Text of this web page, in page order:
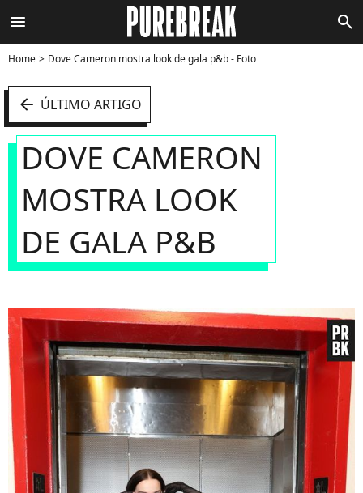
menu search
Home Dove Cameron mostra look de gala p&b - Foto
arrow_left ÚLTIMO ARTIGO
DOVE CAMERON
MOSTRA LOOK
DE GALA P&B